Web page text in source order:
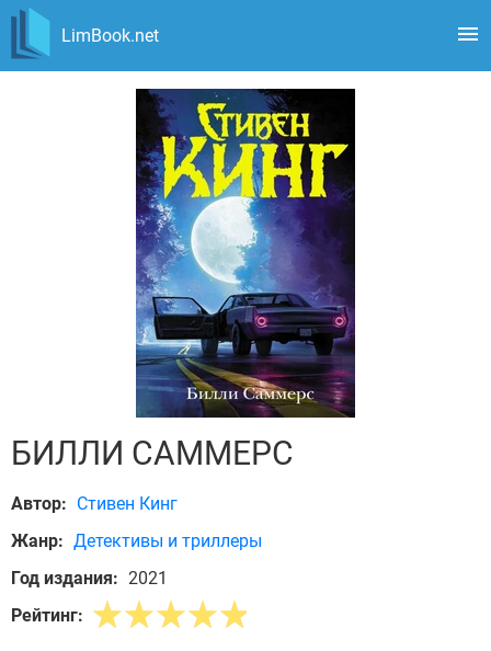
LimBook.net
БИЛЛИ САММЕРС
Автор: Стивен Кинг
Жанр: Детективы и триллеры
Год издания: 2021
Рейтинг: